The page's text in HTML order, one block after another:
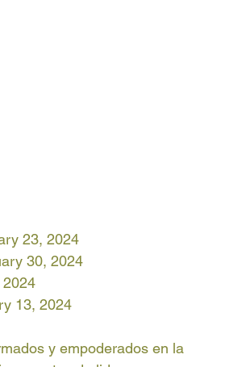
23, 2024
30, 2024
2024
13, 2024
y empoderados en la